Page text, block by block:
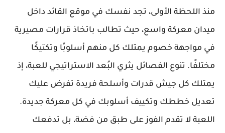
منذ اللحظة الأولى، تجد نفسك في موقع القائد داخل
ميدان معركة واسع، حيث تطالب باتخاذ قرارات مصيرية
في مواجهة خصوم يمتلك كل منهم أسلوبًا وتكتيكًا
مختلفًا. تنوع الفصائل يثري البُعد الاستراتيجي للعبة، إذ
يمتلك كل جيش قدرات وأسلحة فريدة تفرض عليك
تعديل خططك وتكييف أسلوبك في كل معركة جديدة.
اللعبة لا تقدم الفوز على طبق من فضة، بل تدفعك